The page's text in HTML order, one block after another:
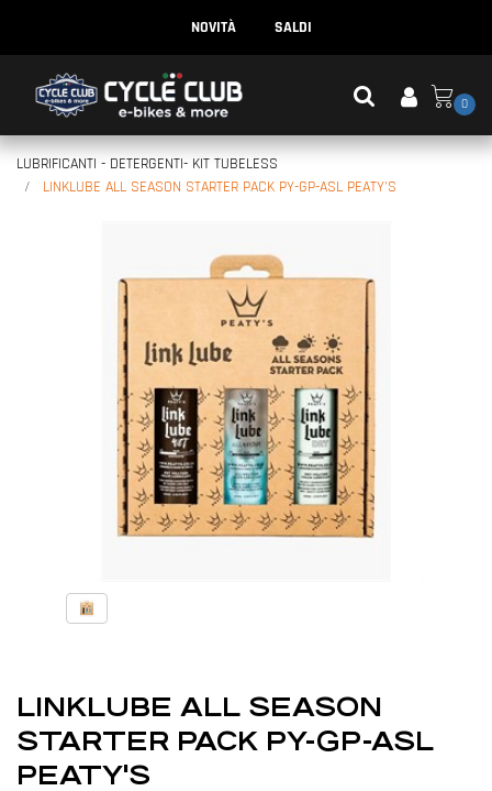
NOVITÀ SALDI
0
LUBRIFICANTI - DETERGENTI- KIT TUBELESS
LINKLUBE ALL SEASON STARTER PACK PY-GP-ASL PEATY'S
LINKLUBE ALL SEASON
STARTER PACK PY-GP-ASL
PEATY'S